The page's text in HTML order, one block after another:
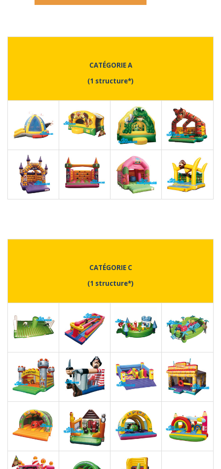
CATÉGORIE A
(1 structure*)
CATÉGORIE C
(1 structure*)